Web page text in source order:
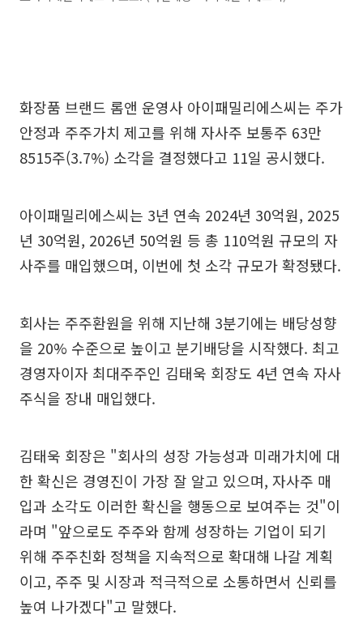
화장품 브랜드 롬앤 운영사 아이패밀리에스씨는 주가
안정과 주주가치 제고를 위해 자사주 보통주 63만
8515주(3.7%) 소각을 결정했다고 11일 공시했다.
아이패밀리에스씨는 3년 연속 2024년 30억원, 2025
년 30억원, 2026년 50억원 등 총 110억원 규모의 자
사주를 매입했으며, 이번에 첫 소각 규모가 확정됐다.
회사는 주주환원을 위해 지난해 3분기에는 배당성향
을 20% 수준으로 높이고 분기배당을 시작했다. 최고
경영자이자 최대주주인 김태욱 회장도 4년 연속 자사
주식을 장내 매입했다.
김태욱 회장은 "회사의 성장 가능성과 미래가치에 대
한 확신은 경영진이 가장 잘 알고 있으며, 자사주 매
입과 소각도 이러한 확신을 행동으로 보여주는 것"이
라며 "앞으로도 주주와 함께 성장하는 기업이 되기
위해 주주친화 정책을 지속적으로 확대해 나갈 계획
이고, 주주 및 시장과 적극적으로 소통하면서 신뢰를
높여 나가겠다"고 말했다.